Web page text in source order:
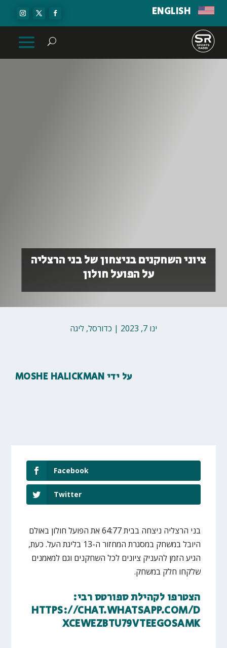
ENGLISH
ציוני השחקנים בניצחון של בני הרצליה
על הפועל חולון
ינו 7, 2023 | כדורסל, ליגה
על ידי MOSHE HALICKMAN
Facebook
Twitter
בני הרצליה ניצחה בבית 64:77 את הפועל חולון באולם
היובל במשחק במסגרת המחזור ה-13 בליגת העל. כעת,
הגיע הזמן להעניק ציונים לכל השחקנים וגם למאמנים
שלקחו חלק במשחק.
הצטרפו לקהילת ספורטס רבי:
HTTPS://CHAT.WHATSAPP.COM/D
XCEWEZBTU79VTEEGOSAMK